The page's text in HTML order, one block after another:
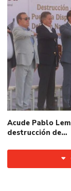
Acude Pablo
destrucción de…